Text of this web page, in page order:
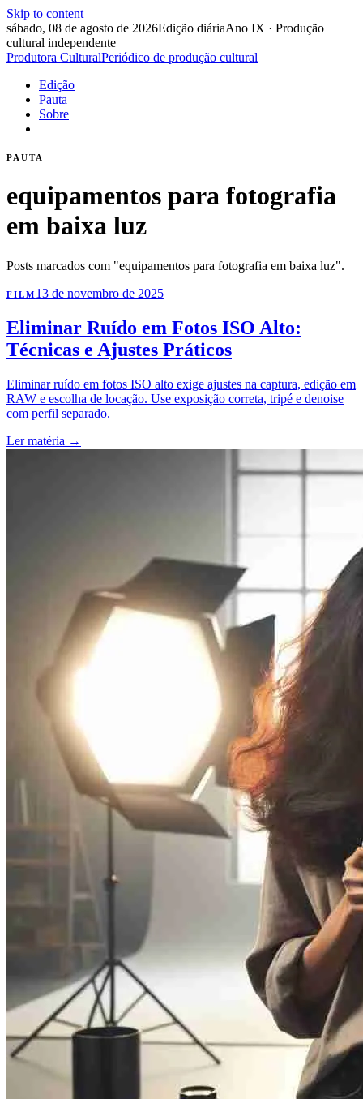
Skip to content
sábado, 08 de agosto de 2026Edição diáriaAno IX · Produção
cultural independente
Produtora CulturalPeriódico de produção cultural
Edição
Pauta
Sobre
PAUTA
equipamentos para fotografia
em baixa luz
Posts marcados com "equipamentos para fotografia em baixa luz".
FILM 13 de novembro de 2025
Eliminar Ruído em Fotos ISO Alto:
Técnicas e Ajustes Práticos
Eliminar ruído em fotos ISO alto exige ajustes na captura, edição em
RAW e escolha de locação. Use exposição correta, tripé e denoise
com perfil separado.
Ler matéria →